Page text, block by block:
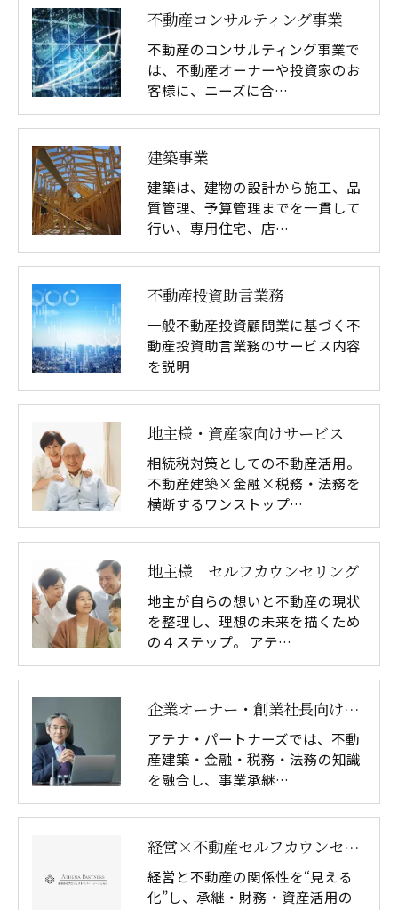
不動産コンサルティング事業
不動産のコンサルティング事業で
は、不動産オーナーや投資家のお
客様に、ニーズに合…
建築事業
建築は、建物の設計から施工、品
質管理、予算管理までを一貫して
行い、専用住宅、店…
不動産投資助言業務
一般不動産投資顧問業に基づく不
動産投資助言業務のサービス内容
を説明
地主様・資産家向けサービス
相続税対策としての不動産活用。
不動産建築×金融×税務・法務を
横断するワンストップ…
地主様 セルフカウンセリング
地主が自らの想いと不動産の現状
を整理し、理想の未来を描くため
の４ステップ。 アテ…
企業オーナー・創業社長向けサービス
アテナ・パートナーズでは、不動
産建築・金融・税務・法務の知識
を融合し、事業承継…
経営×不動産セルフカウンセリングシート
経営と不動産の関係性を“見える
化”し、承継・財務・資産活用の